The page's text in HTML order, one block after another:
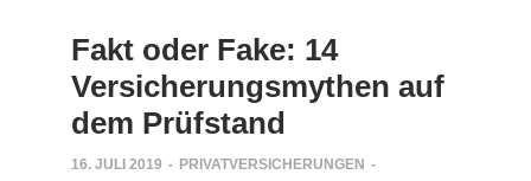
Fakt oder Fake: 14
Versicherungsmythen auf
dem Prüfstand
16. JULI 2019 - PRIVATVERSICHERUNGEN -